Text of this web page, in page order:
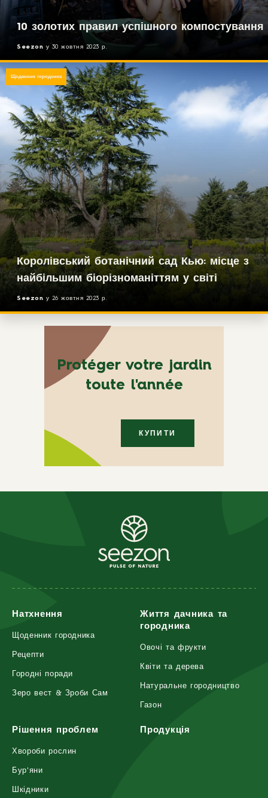
10 золотих правил успішного компостування
Seezon у 30 жовтня 2023 р.
Королівський ботанічний сад Кью: місце з
найбільшим біорізноманіттям у світі
Seezon у 26 жовтня 2023 р.
Щоденник городника
Protéger votre jardin
toute l'année
КУПИТИ
Натхнення
Щоденник городника
Рецепти
Городні поради
Зеро вест & Зроби Сам
Життя дачника та
городника
Овочі та фрукти
Квіти та дерева
Натуральне городництво
Газон
Рішення проблем
Хвороби рослин
Бур'яни
Шкідники
Продукція